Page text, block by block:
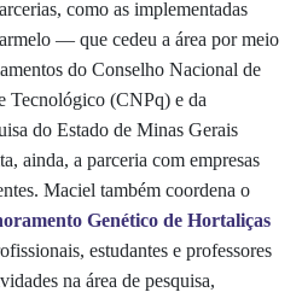
como as implementadas
— que cedeu a área por meio
do Conselho Nacional de
Tecnológico (CNPq) e da
do Estado de Minas Gerais
ainda, a parceria com empresas
Maciel também coordena o
Genético de Hortaliças
estudantes e professores
na área de pesquisa,